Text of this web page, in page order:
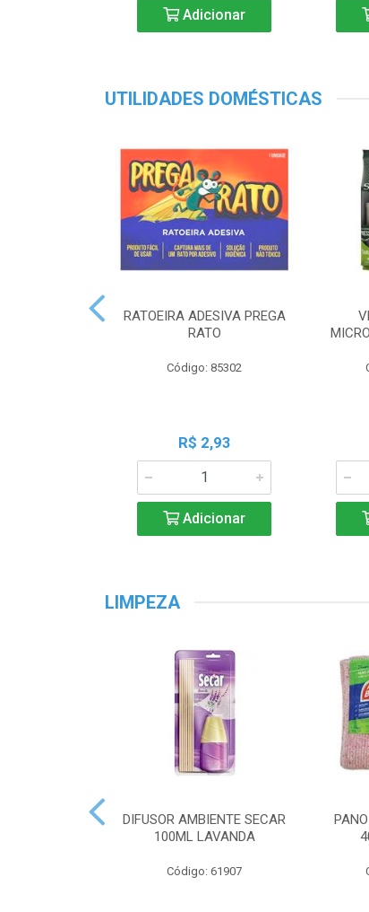
Adicionar
UTILIDADES DOMÉSTICAS
RATOEIRA ADESIVA PREGA
RATO
Código: 85302
R$ 2,93
Adicionar
LIMPEZA
DIFUSOR AMBIENTE SECAR
100ML LAVANDA
Código: 61907